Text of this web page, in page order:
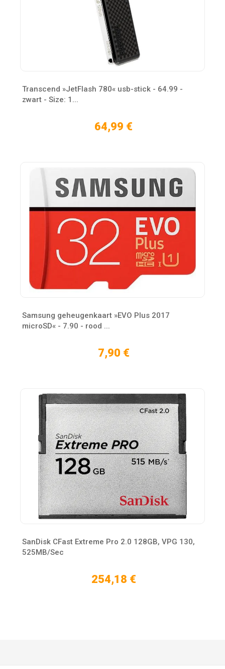
Transcend »JetFlash 780« usb-stick - 64.99 -
zwart - Size: 1...
64,99 €
Samsung geheugenkaart »EVO Plus 2017
microSD« - 7.90 - rood ...
7,90 €
SanDisk CFast Extreme Pro 2.0 128GB, VPG 130,
525MB/Sec
254,18 €